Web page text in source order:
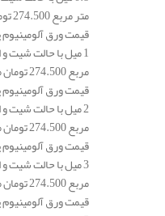
متر مربع 274.500 تومان می باشد.
مربع 274.500 تومان می باشد.
مربع 274.500 تومان می باشد.
مربع 274.500 تومان می باشد.